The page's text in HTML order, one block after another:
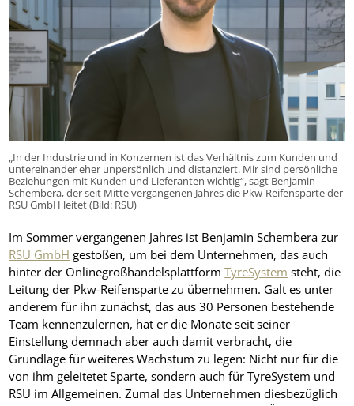
„In der Industrie und in Konzernen ist das Verhältnis zum Kunden und
untereinander eher unpersönlich und distanziert. Mir sind persönliche
Beziehungen mit Kunden und Lieferanten wichtig“, sagt Benjamin
Schembera, der seit Mitte vergangenen Jahres die Pkw-Reifensparte der
RSU GmbH leitet (Bild: RSU)
Im Sommer vergangenen Jahres ist Benjamin Schembera zur
RSU GmbH gestoßen, um bei dem Unternehmen, das auch
hinter der OnlinegroßhandelsplattformTyreSystem steht, die
Leitung der Pkw-Reifensparte zu übernehmen. Galt es unter
anderem für ihn zunächst, das aus 30 Personen bestehende
Team kennenzulernen, hat er die Monate seit seiner
Einstellung demnach aber auch damit verbracht, die
Grundlage für weiteres Wachstum zu legen: Nicht nur für die
von ihm geleitetet Sparte, sondern auch für TyreSystem und
RSU im Allgemeinen. Zumal das Unternehmen diesbezüglich